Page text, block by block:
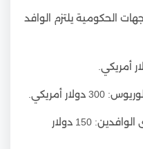
الحكومية يلتزم الوافد
أمريكي.
رسوم خدمة اشتراك هنادى الوافدين: 150 دولار